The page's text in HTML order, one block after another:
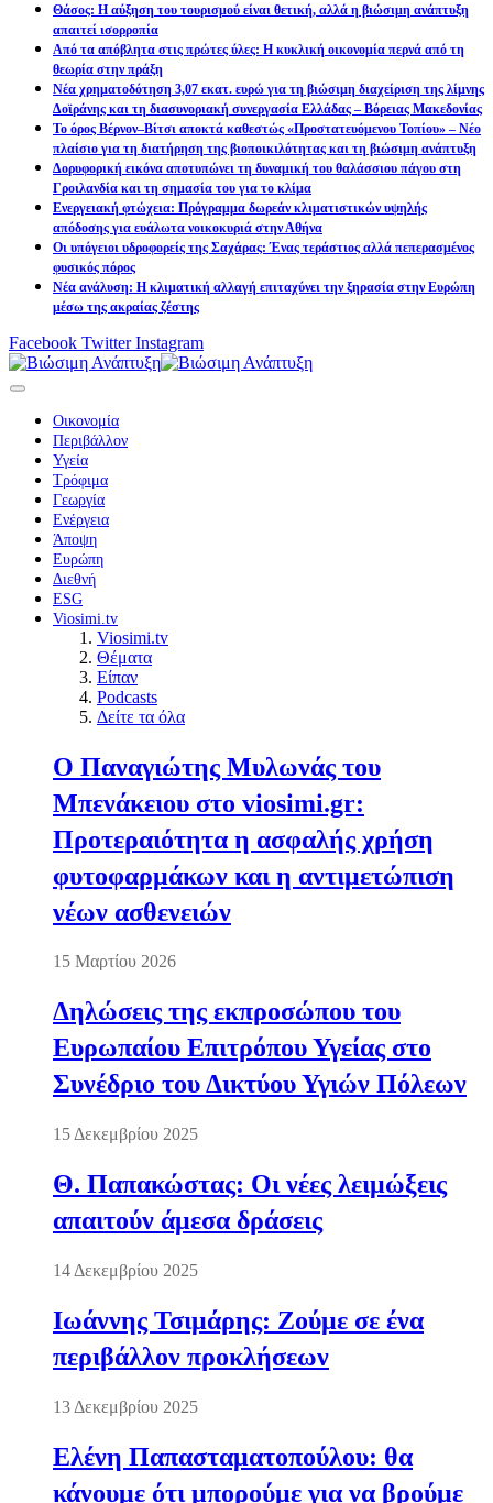
Θάσος: Η αύξηση του τουρισμού είναι θετική, αλλά η βιώσιμη ανάπτυξη
απαιτεί ισορροπία
Από τα απόβλητα στις πρώτες ύλες: Η κυκλική οικονομία περνά από τη
θεωρία στην πράξη
Νέα χρηματοδότηση 3,07 εκατ. ευρώ για τη βιώσιμη διαχείριση της λίμνης
Δοϊράνης και τη διασυνοριακή συνεργασία Ελλάδας – Βόρειας Μακεδονίας
Το όρος Βέρνον–Βίτσι αποκτά καθεστώς «Προστατευόμενου Τοπίου» – Νέο
πλαίσιο για τη διατήρηση της βιοποικιλότητας και τη βιώσιμη ανάπτυξη
Δορυφορική εικόνα αποτυπώνει τη δυναμική του θαλάσσιου πάγου στη
Γροιλανδία και τη σημασία του για το κλίμα
Ενεργειακή φτώχεια: Πρόγραμμα δωρεάν κλιματιστικών υψηλής
απόδοσης για ευάλωτα νοικοκυριά στην Αθήνα
Οι υπόγειοι υδροφορείς της Σαχάρας: Ένας τεράστιος αλλά πεπερασμένος
φυσικός πόρος
Νέα ανάλυση: Η κλιματική αλλαγή επιταχύνει την ξηρασία στην Ευρώπη
μέσω της ακραίας ζέστης
Facebook Twitter Instagram
Οικονομία
Περιβάλλον
Υγεία
Τρόφιμα
Γεωργία
Ενέργεια
Άποψη
Ευρώπη
Διεθνή
ESG
Viosimi.tv
Viosimi.tv
Θέματα
Είπαν
Podcasts
Δείτε τα όλα
Ο Παναγιώτης Μυλωνάς του
Μπενάκειου στο viosimi.gr:
Προτεραιότητα η ασφαλής χρήση
φυτοφαρμάκων και η αντιμετώπιση
νέων ασθενειών
15 Μαρτίου 2026
Δηλώσεις της εκπροσώπου του
Ευρωπαίου Επιτρόπου Υγείας στο
Συνέδριο του Δικτύου Υγιών Πόλεων
15 Δεκεμβρίου 2025
Θ. Παπακώστας: Οι νέες λειμώξεις
απαιτούν άμεσα δράσεις
14 Δεκεμβρίου 2025
Ιωάννης Τσιμάρης: Ζούμε σε ένα
περιβάλλον προκλήσεων
13 Δεκεμβρίου 2025
Ελένη Παπασταματοπούλου: θα
κάνουμε ότι μπορούμε για να βρούμε